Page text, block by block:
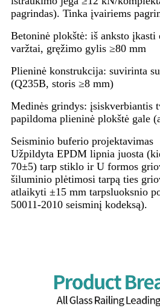
pagrindas). Tinka įvairiems
Betoninė plokštė: iš anksto
varžtai, gręžimo gylis ≥80 mm
Plieninė konstrukcija: suvirinta
(Q235B, storis ≥8 mm)
Medinės grindys: įsiskverbiantis
papildoma plieninė plokštė gale
Seisminio buferio projektavimas
Užpildyta EPDM lipnia juosta
70±5) tarp stiklo ir U formos
šiluminio plėtimosi tarpą ties
atlaikyti ±15 mm tarpsluoksnio
50011-2010 seisminį kodeksą).